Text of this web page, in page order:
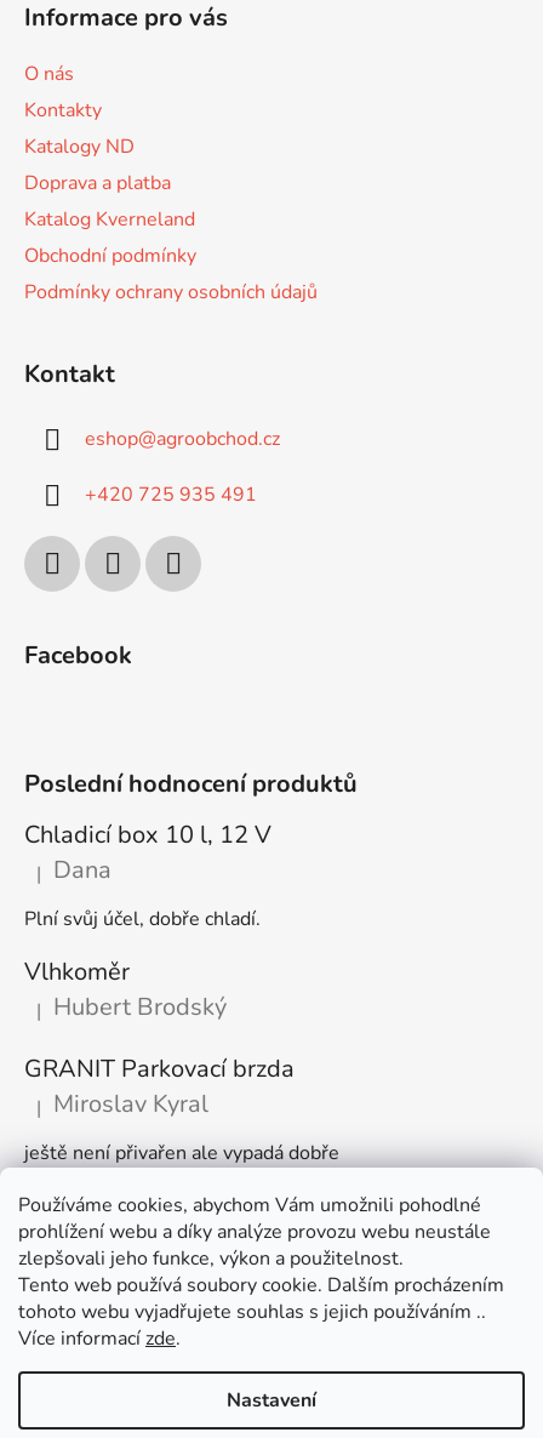
Používáme cookies, abychom Vám umožnili pohodlné
prohlížení webu a díky analýze provozu webu neustále
zlepšovali jeho funkce, výkon a použitelnost.
Tento web používá soubory cookie. Dalším procházením
tohoto webu vyjadřujete souhlas s jejich používáním ..
Více informacízde.
Nastavení
ý
p
Informace pro vás
O nás
Kontakty
Katalogy ND
Doprava a platba
Katalog Kverneland
Obchodní podmínky
Podmínky ochrany osobních údajů
Kontakt
eshop@agroobchod.cz
+420 725 935 491
Facebook
Poslední hodnocení produktů
Chladicí box 10 l, 12 V
Hodnocení produktu je 5 z 5 hvězdiček.
| Dana
Plní svůj účel, dobře chladí.
Vlhkoměr
Hodnocení produktu je 5 z 5 hvězdiček.
| Hubert Brodský
GRANIT Parkovací brzda
Hodnocení produktu je 5 z 5 hvězdiček.
| Miroslav Kyral
ještě není přivařen ale vypadá dobře
Články
🌾 Prodlužujeme otevírací dobu na sezónu
Časté dotazy
Věrnostní program